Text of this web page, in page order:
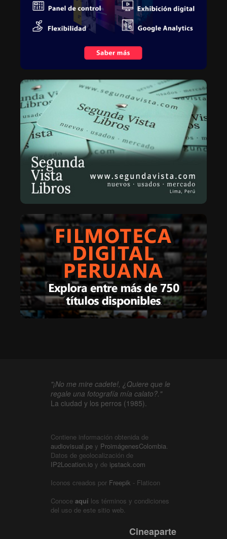
"¡No me mire cadete!, ¿Quiere que le
regale una fotografía mía calato?."
La ciudad y los perros (1985).
Contiene información obtenida de
audiovisual.pe y ProimágenesColombia.
Datos de geolocalización de
IP2Location.io y de ipstack.com
Iconos creados por Freepik - Flaticon
Conoce aquí los términos y condiciones
del uso de este sitio web.
Cineaparte